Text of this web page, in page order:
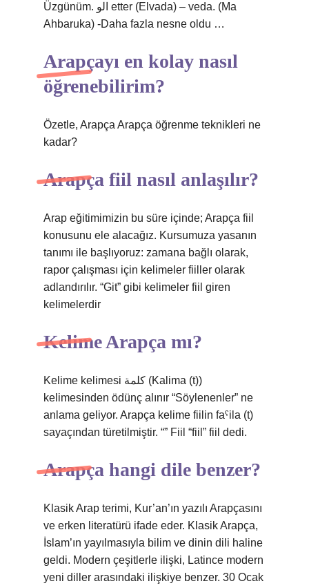
Üzgünüm. الو etter (Elvada) – veda. (Ma
Ahbaruka) -Daha fazla nesne oldu …
Arapçayı en kolay nasıl
öğrenebilirim?
Özetle, Arapça Arapça öğrenme teknikleri ne
kadar?
Arapça fiil nasıl anlaşılır?
Arap eğitimimizin bu süre içinde; Arapça fiil
konusunu ele alacağız. Kursumuza yasanın
tanımı ile başlıyoruz: zamana bağlı olarak,
rapor çalışması için kelimeler fiiller olarak
adlandırılır. “Git” gibi kelimeler fiil giren
kelimelerdir
Kelime Arapça mı?
Kelime kelimesi كلمة (Kalima (t))
kelimesinden ödünç alınır “Söylenenler” ne
anlama geliyor. Arapça kelime fiilin faˁila (t)
sayaçından türetilmiştir. “” Fiil “fiil” fiil dedi.
Arapça hangi dile benzer?
Klasik Arap terimi, Kur’an’ın yazılı Arapçasını
ve erken literatürü ifade eder. Klasik Arapça,
İslam’ın yayılmasıyla bilim ve dinin dili haline
geldi. Modern çeşitlerle ilişki, Latince modern
yeni diller arasındaki ilişkiye benzer. 30 Ocak